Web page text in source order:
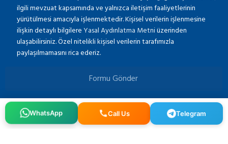
WhatsApp Call Us Telegram
ilgili mevzuat kapsamında ve yalnızca iletişim faaliyetlerinin
yürütülmesi amacıyla işlenmektedir. Kişisel verilerin işlenmesine
ilişkin detaylı bilgilereYasal Aydınlatma Metniüzerinden
ulaşabilirsiniz. Özel nitelikli kişisel verilerin tarafımızla
paylaşılmamasını rica ederiz.
Formu Gönder